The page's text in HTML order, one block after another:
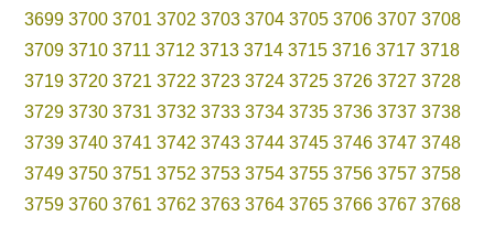
3699 3700 3701 3702 3703 3704 3705 3706 3707 3708
3709 3710 3711 3712 3713 3714 3715 3716 3717 3718
3719 3720 3721 3722 3723 3724 3725 3726 3727 3728
3729 3730 3731 3732 3733 3734 3735 3736 3737 3738
3739 3740 3741 3742 3743 3744 3745 3746 3747 3748
3749 3750 3751 3752 3753 3754 3755 3756 3757 3758
3759 3760 3761 3762 3763 3764 3765 3766 3767 3768